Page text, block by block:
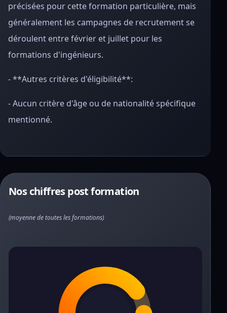
précisées pour cette formation particulière, mais
généralement les campagnes de recrutement se
déroulent entre février et juillet pour les
formations d'ingénieurs.
- **Autres critères d'éligibilité**:
- Aucun critère d'âge ou de nationalité spécifique
mentionné.
Nos chiffres post formation
(moyenne de toutes les formations)